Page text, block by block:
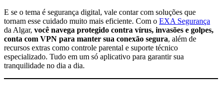
E se o tema é segurança digital, vale contar com soluções que
tornam esse cuidado muito mais eficiente. Com o EXA Segurança
da Algar, você navega protegido contra vírus, invasões e golpes,
conta com VPN para manter sua conexão segura, além de
recursos extras como controle parental e suporte técnico
especializado. Tudo em um só aplicativo para garantir sua
tranquilidade no dia a dia.